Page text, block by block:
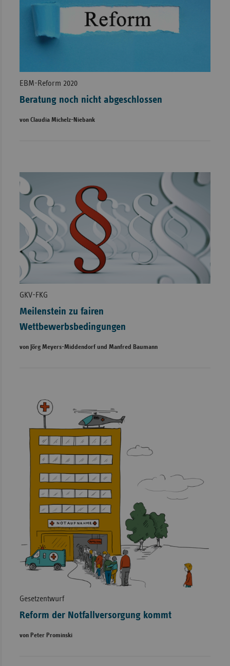
EBM-Reform 2020
Beratung noch nicht abgeschlossen
von Claudia Michelz-Niebank
GKV-FKG
Meilenstein zu fairen
Wettbewerbsbedingungen
von Jörg Meyers-Middendorf und Manfred Baumann
Gesetzentwurf
Reform der Notfallversorgung kommt
von Peter Prominski